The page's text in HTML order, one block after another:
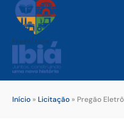
Início » Licitação » Pregão